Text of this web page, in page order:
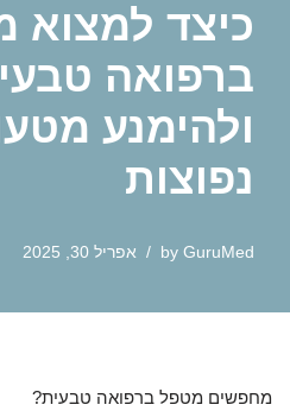
כיצד למצוא
ברפואה
ולהימנע
נפוצות
by GuruMed אפריל 30, 2025
מחפשים מטפל ברפואה טבעית?